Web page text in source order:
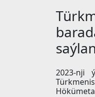
2023-nji